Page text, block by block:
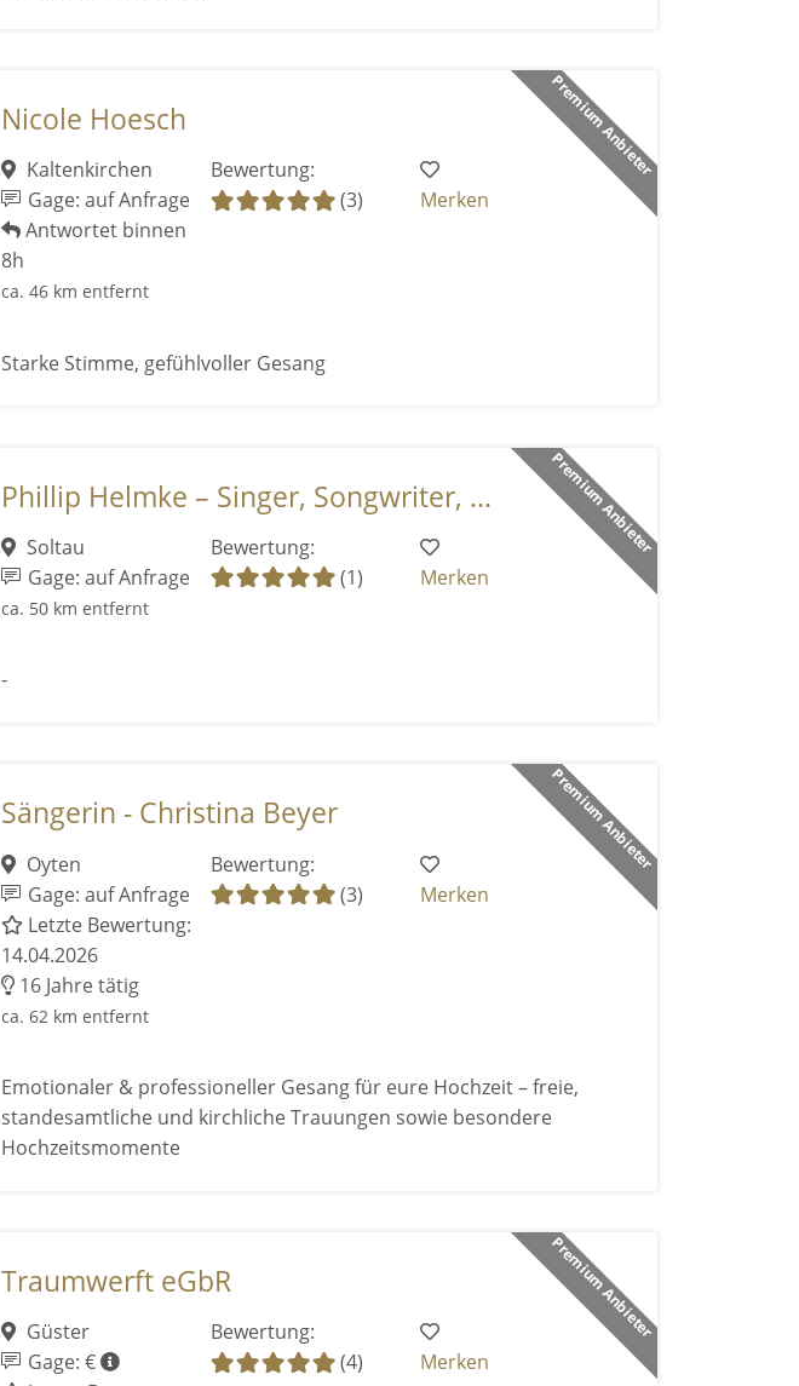
Premium Anbieter
Nicole Hoesch
Kaltenkirchen
Gage: auf Anfrage
Antwortet binnen
8h
ca. 46 km entfernt
Bewertung:
(3)
Merken
Starke Stimme, gefühlvoller Gesang
Premium Anbieter
Phillip Helmke – Singer, Songwriter, ...
Soltau
Gage: auf Anfrage
ca. 50 km entfernt
Bewertung:
(1)
Merken
-
Premium Anbieter
Sängerin - Christina Beyer
Oyten
Gage: auf Anfrage
Letzte Bewertung:
14.04.2026
16 Jahre tätig
ca. 62 km entfernt
Bewertung:
(3)
Merken
Emotionaler & professioneller Gesang für eure Hochzeit – freie,
standesamtliche und kirchliche Trauungen sowie besondere
Hochzeitsmomente
Premium Anbieter
Traumwerft eGbR
Güster
Gage: €
Bewertung:
(4)
Merken